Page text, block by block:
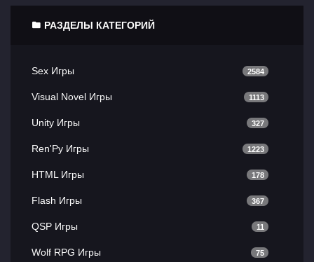
РАЗДЕЛЫ КАТЕГОРИЙ
Sex Игры 2584
Visual Novel Игры 1113
Unity Игры 327
Ren'Py Игры 1223
HTML Игры 178
Flash Игры 367
QSP Игры 11
Wolf RPG Игры 75